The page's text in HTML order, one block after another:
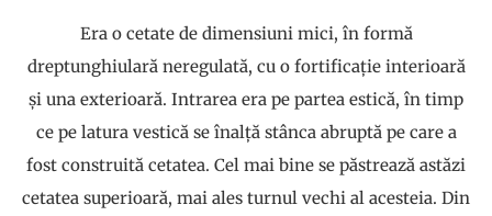
Era o cetate de dimensiuni mici, în formă
dreptunghiulară neregulată, cu o fortificație interioară
și una exterioară. Intrarea era pe partea estică, în timp
ce pe latura vestică se înalță stânca abruptă pe care a
fost construită cetatea. Cel mai bine se păstrează astăzi
cetatea superioară, mai ales turnul vechi al acesteia. Din